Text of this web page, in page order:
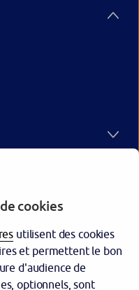
cookies
utilisent des cookies
et permettent le bon
d'audience de
optionnels, sont